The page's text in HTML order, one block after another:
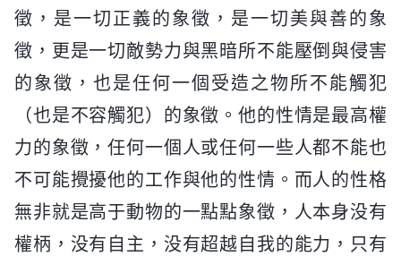
徵，是一切正義的象徵，是一切美與善的象
徵，更是一切敵勢力與黑暗所不能壓倒與侵害
的象徵，也是任何一個受造之物所不能觸犯
（也是不容觸犯）的象徵。他的性情是最高權
力的象徵，任何一個人或任何一些人都不能也
不可能攪擾他的工作與他的性情。而人的性格
無非就是高于動物的一點點象徵，人本身没有
權柄，没有自主，没有超越自我的能力，只有